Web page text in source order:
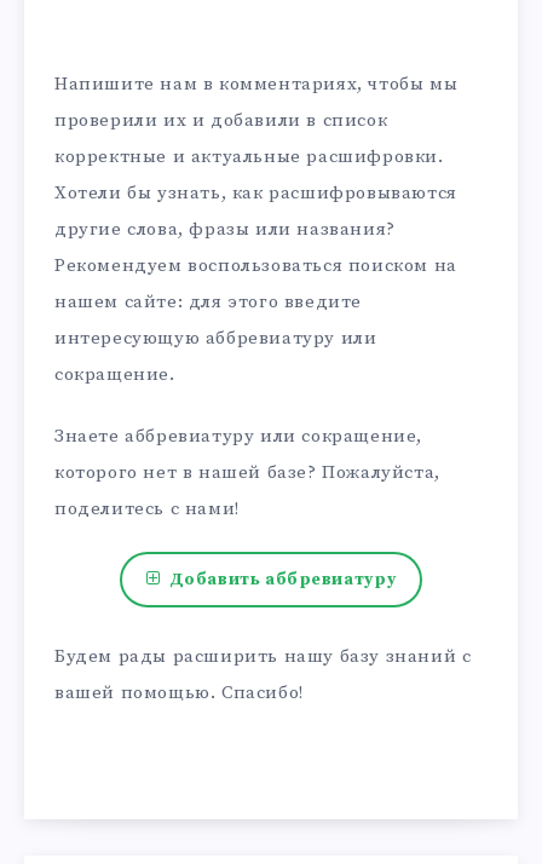
Напишите нам в комментариях, чтобы мы
проверили их и добавили в список
корректные и актуальные расшифровки.
Хотели бы узнать, как расшифровываются
другие слова, фразы или названия?
Рекомендуем воспользоваться поиском на
нашем сайте: для этого введите
интересующую аббревиатуру или
сокращение.
Знаете аббревиатуру или сокращение,
которого нет в нашей базе? Пожалуйста,
поделитесь с нами!
Добавить аббревиатуру
Будем рады расширить нашу базу знаний с
вашей помощью. Спасибо!